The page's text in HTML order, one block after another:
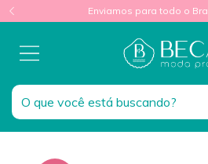
Enviamos para todo o